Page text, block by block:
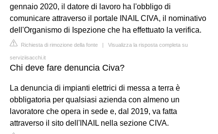
gennaio 2020, il datore di lavoro ha l'obbligo di
comunicare attraverso il portale INAIL CIVA, il nominativo
dell'Organismo di Ispezione che ha effettuato la verifica.
Richiesta di rimozione della fonte | Visualizza la risposta completa su
serviziisacchi.it
Chi deve fare denuncia Civa?
La denuncia di impianti elettrici di messa a terra è
obbligatoria per qualsiasi azienda con almeno un
lavoratore che opera in sede e, dal 2019, va fatta
attraverso il sito dell'INAIL nella sezione CIVA.